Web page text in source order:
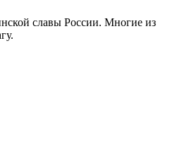
славы России. Многие из